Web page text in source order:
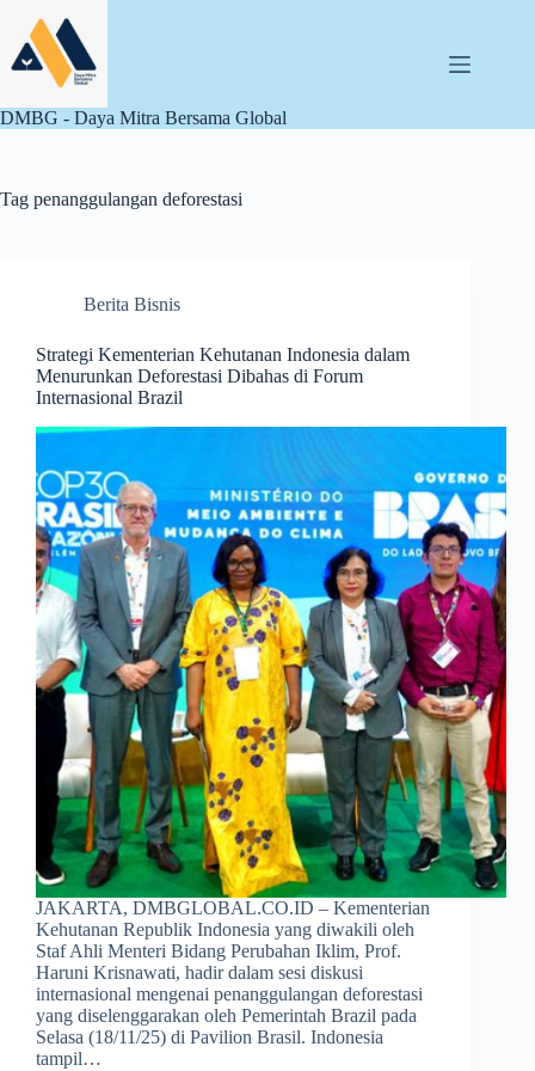
content
DMBG - Daya Mitra Bersama Global
Tag penanggulangan deforestasi
Berita Bisnis
Strategi Kementerian Kehutanan Indonesia dalam
Menurunkan Deforestasi Dibahas di Forum
Internasional Brazil
JAKARTA, DMBGLOBAL.CO.ID – Kementerian
Kehutanan Republik Indonesia yang diwakili oleh
Staf Ahli Menteri Bidang Perubahan Iklim, Prof.
Haruni Krisnawati, hadir dalam sesi diskusi
internasional mengenai penanggulangan deforestasi
yang diselenggarakan oleh Pemerintah Brazil pada
Selasa (18/11/25) di Pavilion Brasil. Indonesia
tampil…